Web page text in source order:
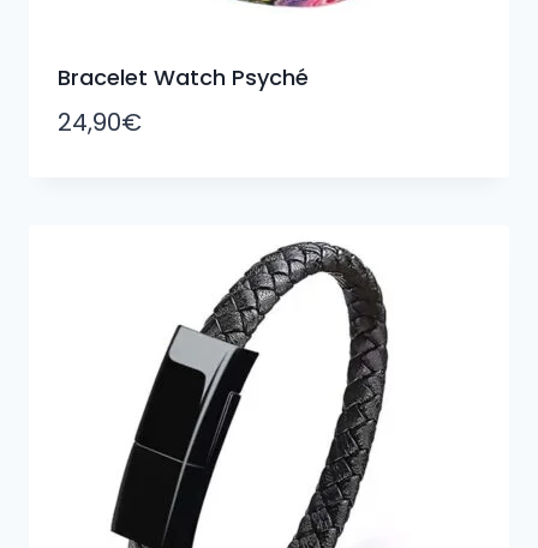
Bracelet Watch Psyché
24,90€